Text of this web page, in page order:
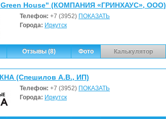
House" (КОМПАНИЯ «ГРИНХАУС», ООО)
Телефон: +7 (3952) ПОКАЗАТЬ
Города: Иркутск
Отзывы (8) Фото Калькулятор
(Спешилов А.В., ИП)
Телефон: +7 (3952) ПОКАЗАТЬ
Города: Иркутск